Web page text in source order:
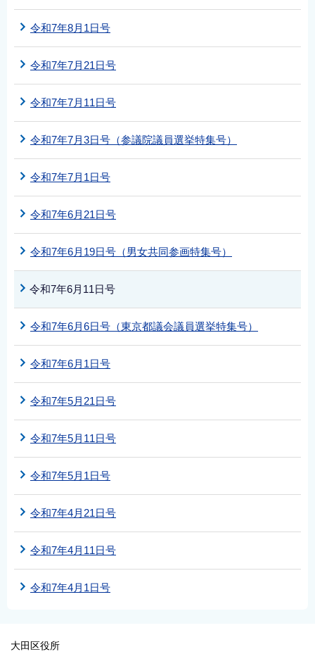
令和7年8月1日号
令和7年7月21日号
令和7年7月11日号
令和7年7月3日号（参議院議員選挙特集号）
令和7年7月1日号
令和7年6月21日号
令和7年6月19日号（男女共同参画特集号）
令和7年6月11日号
令和7年6月6日号（東京都議会議員選挙特集号）
令和7年6月1日号
令和7年5月21日号
令和7年5月11日号
令和7年5月1日号
令和7年4月21日号
令和7年4月11日号
令和7年4月1日号
大田区役所